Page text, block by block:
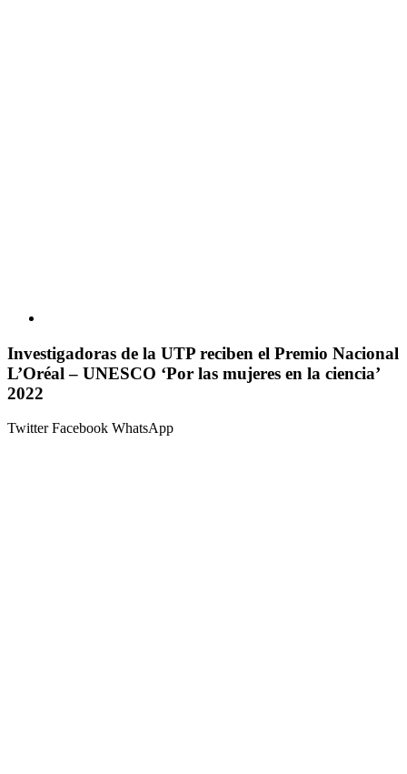
Investigadoras de la UTP reciben el Premio Nacional
L’Oréal – UNESCO ‘Por las mujeres en la ciencia’
2022
TwitterFacebook WhatsApp